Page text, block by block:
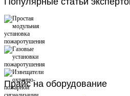
Прайсна оборудование